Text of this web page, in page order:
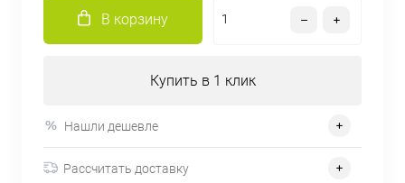
В корзину
Купить в 1 клик
Нашли дешевле
Рассчитать доставку